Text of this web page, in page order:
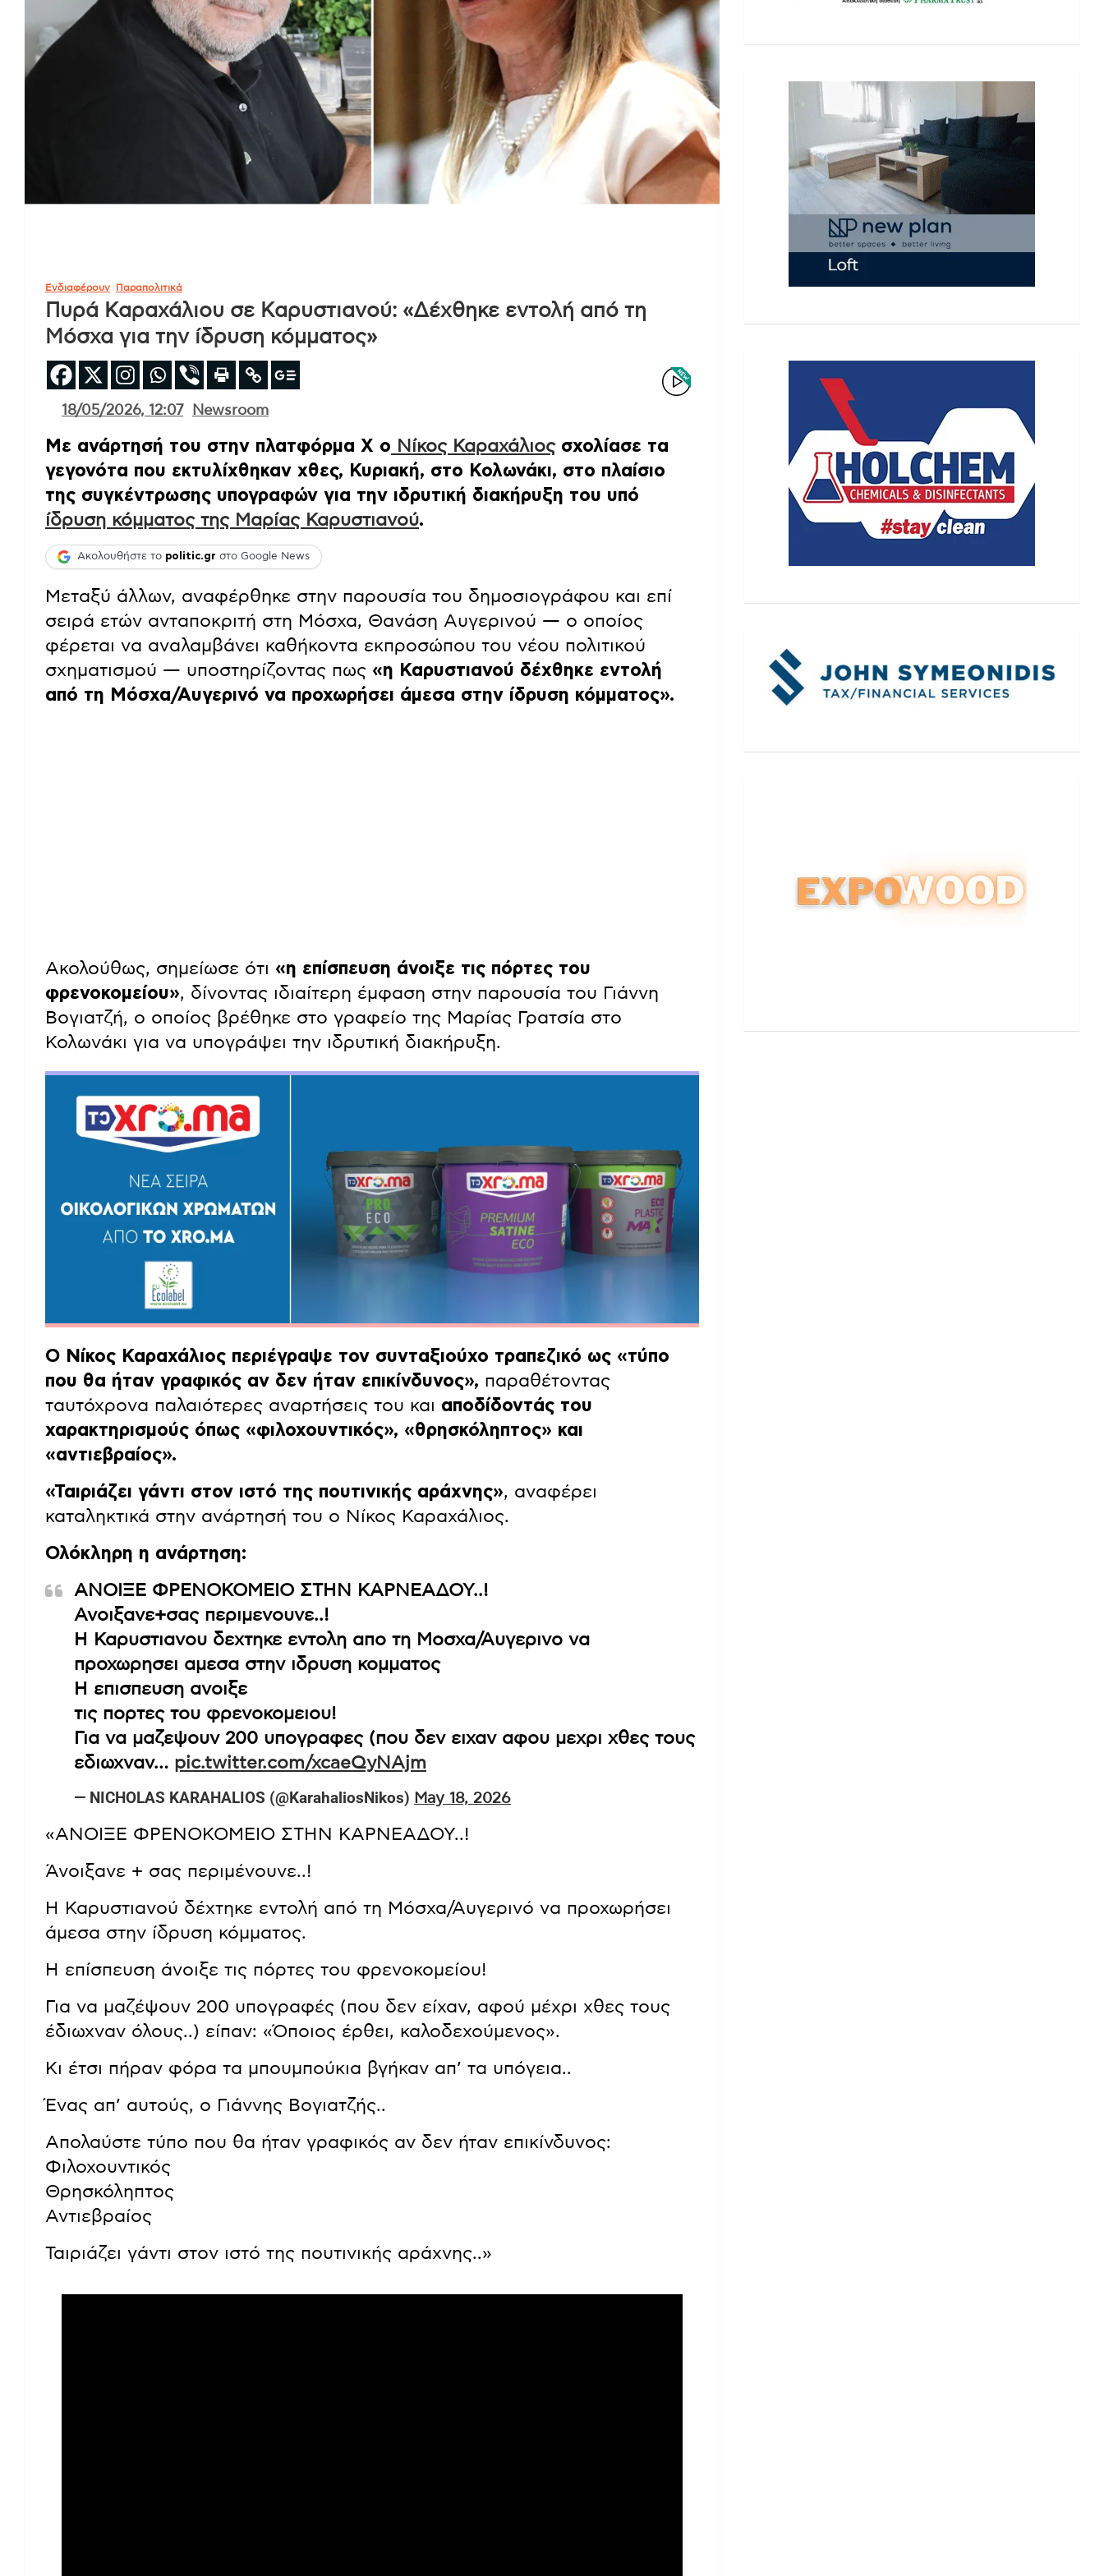
Ενδιαφέρουν Παραπολιτικά
Πυρά Καραχάλιου σε Καρυστιανού: «Δέχθηκε εντολή από τη
Μόσχα για την ίδρυση κόμματος»
18/05/2026, 12:07 Newsroom
Με ανάρτησή του στην πλατφόρμα Χ ο Νίκος Καραχάλιοςσχολίασε τα
γεγονότα που εκτυλίχθηκαν χθες, Κυριακή, στο Κολωνάκι, στο πλαίσιο
της συγκέντρωσης υπογραφών για την ιδρυτική διακήρυξη του υπό
ίδρυση κόμματος της Μαρίας Καρυστιανού.
Ακολουθήστε το politic.gr στο Google News
Μεταξύ άλλων, αναφέρθηκε στην παρουσία του δημοσιογράφου και επί
σειρά ετών ανταποκριτή στη Μόσχα, Θανάση Αυγερινού — ο οποίος
φέρεται να αναλαμβάνει καθήκοντα εκπροσώπου του νέου πολιτικού
σχηματισμού — υποστηρίζοντας πως «η Καρυστιανού δέχθηκε εντολή
από τη Μόσχα/Αυγερινό να προχωρήσει άμεσα στην ίδρυση κόμματος».
Ακολούθως, σημείωσε ότι «η επίσπευση άνοιξε τις πόρτες του
φρενοκομείου», δίνοντας ιδιαίτερη έμφαση στην παρουσία του Γιάννη
Βογιατζή, ο οποίος βρέθηκε στο γραφείο της Μαρίας Γρατσία στο
Κολωνάκι για να υπογράψει την ιδρυτική διακήρυξη.
Ο Νίκος Καραχάλιος περιέγραψε τον συνταξιούχο τραπεζικό ως «τύπο
που θα ήταν γραφικός αν δεν ήταν επικίνδυνος», παραθέτοντας
ταυτόχρονα παλαιότερες αναρτήσεις του και αποδίδοντάς του
χαρακτηρισμούς όπως «φιλοχουντικός», «θρησκόληπτος» και
«αντιεβραίος».
«Ταιριάζει γάντι στον ιστό της πουτινικής αράχνης», αναφέρει
καταληκτικά στην ανάρτησή του ο Νίκος Καραχάλιος.
Ολόκληρη η ανάρτηση:
ΑΝΟΙΞΕ ΦΡΕΝΟΚΟΜΕΙΟ ΣΤΗΝ ΚΑΡΝΕΑΔΟΥ..!
Ανοιξανε+σας περιμενουνε..!
Η Καρυστιανου δεχτηκε εντολη απο τη Μοσχα/Αυγερινο να
προχωρησει αμεσα στην ιδρυση κομματος
Η επισπευση ανοιξε
τις πορτες του φρενοκομειου!
Για να μαζεψουν 200 υπογραφες (που δεν ειχαν αφου μεχρι χθες τους
εδιωχναν… pic.twitter.com/xcaeQyNAjm
— NICHOLAS KARAHALIOS (@KarahaliosNikos) May 18, 2026
«ΑΝΟΙΞΕ ΦΡΕΝΟΚΟΜΕΙΟ ΣΤΗΝ ΚΑΡΝΕΑΔΟΥ..!
Άνοιξανε + σας περιμένουνε..!
Η Καρυστιανού δέχτηκε εντολή από τη Μόσχα/Αυγερινό να προχωρήσει
άμεσα στην ίδρυση κόμματος.
Η επίσπευση άνοιξε τις πόρτες του φρενοκομείου!
Για να μαζέψουν 200 υπογραφές (που δεν είχαν, αφού μέχρι χθες τους
έδιωχναν όλους..) είπαν: «Όποιος έρθει, καλοδεχούμενος».
Κι έτσι πήραν φόρα τα μπουμπούκια βγήκαν απ’ τα υπόγεια..
Ένας απ’ αυτούς, ο Γιάννης Βογιατζής..
Απολαύστε τύπο που θα ήταν γραφικός αν δεν ήταν επικίνδυνος:
Φιλοχουντικός
Θρησκόληπτος
Αντιεβραίος
Ταιριάζει γάντι στον ιστό της πουτινικής αράχνης..»